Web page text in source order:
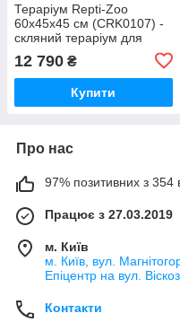
Тераріум Repti-Zoo
60x45x45 см (CRK0107) -
скляний тераріум для
12 790 ₴
Купити
Про нас
97% позитивних з 354
Працює з 27.03.2019
м. Київ
м. Київ, вул.
Епіцентр на вул.
Контакти